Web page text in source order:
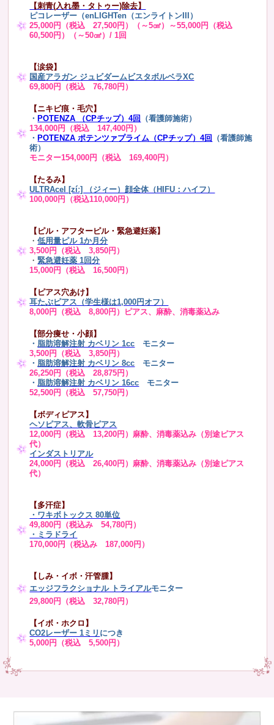
【刺青(入れ墨・タトゥー)除去】
ピコレーザー（enLIGHTen（エンライトンIII）
25,000円（税込 27,500円）（～5㎠）～55,000円（税込
60,500円）（～50㎠）/ 1回
【涙袋】
国産アラガン ジュビダームビスタボルベラXC
69,800円（税込 76,780円）
【ニキビ痕・毛穴】
・ POTENZA （CPチップ）4回
（看護師施術）
134,000円（税込 147,400円）
・ POTENZA ポテンツァプライム（CPチップ）4回
（看護師施
術）
モニター154,000円（税込 169,400円）
【たるみ】
ULTRAcel [zíː] （ジィー）顔全体（HIFU：ハイフ）
100,000円（税込110,000円）
【ピル・アフターピル・緊急避妊薬】
・低用量ピル 1か月分
3,500円（税込 3,850円）
・緊急避妊薬 1回分
15,000円（税込 16,500円）
【ピアス穴あけ】
耳たぶピアス（学生様は1,000円オフ）
8,000円（税込 8,800円）ピアス、麻酔、消毒薬込み
【部分痩せ・小顔】
・ 脂肪溶解注射 カベリン 1cc モニター
3,500円（税込 3,850円）
・ 脂肪溶解注射 カベリン 8cc モニター
26,250円（税込 28,875円）
・ 脂肪溶解注射 カベリン 16cc
モニター
52,500円（税込 57,750円）
【ボディピアス】
ヘソピアス、軟骨ピアス
12,000円（税込 13,200円）麻酔、消毒薬込み（別途ピアス
代）
インダストリアル
24,000円（税込 26,400円）麻酔、消毒薬込み（別途ピアス
代）
【多汗症】
・ ワキボトックス 80単位
49,800円（税込み 54,780円）
・ミラドライ
170,000円（税込み 187,000円）
【しみ・イボ・汗管腫】
エッジフラクショナル トライアルモニター
29,800円（税込 32,780円）
【イボ・ホクロ】
CO2レーザー 1ミリ につき
5,000円（税込 5,500円）